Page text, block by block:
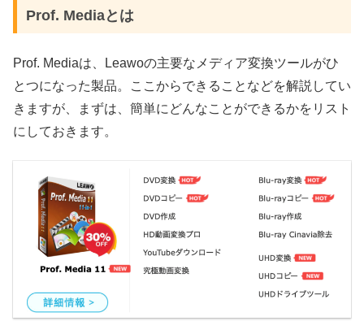
Prof. Mediaとは
Prof. Mediaは、Leawoの主要なメディア変換ツールがひ
とつになった製品。ここからできることなどを解説してい
きますが、まずは、簡単にどんなことができるかをリスト
にしておきます。